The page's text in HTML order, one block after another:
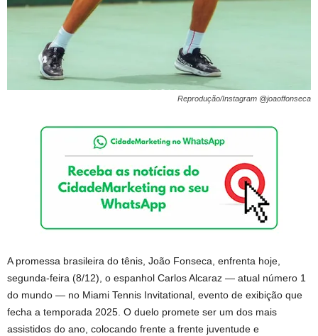
Reprodução/Instagram @joaoffonseca
A promessa brasileira do tênis, João Fonseca, enfrenta hoje,
segunda-feira (8/12), o espanhol Carlos Alcaraz — atual número 1
do mundo — no Miami Tennis Invitational, evento de exibição que
fecha a temporada 2025. O duelo promete ser um dos mais
assistidos do ano, colocando frente a frente juventude e